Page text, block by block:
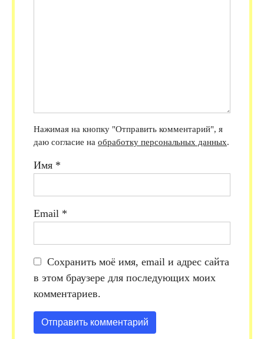
Нажимая на кнопку "Отправить комментарий", я
даю согласие на обработку персональных данных.
Имя *
Email *
Сохранить моё имя, email и адрес сайта
в этом браузере для последующих моих
комментариев.